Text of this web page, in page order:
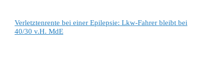
Verletztenrente bei einer Epilepsie: Lkw-Fahrer bleibt bei
40/30 v.H. MdE